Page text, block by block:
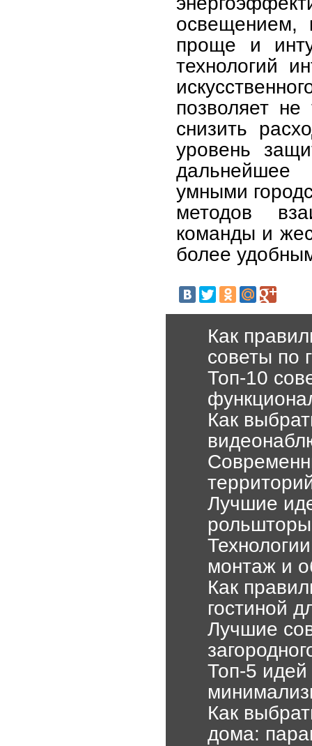
освещением,
проще и
технологий
позволяет
снизить
уровень
дальнейшее
умными
методов
команды и
более
Как
советы по
Топ-10
Как
Лучшие
монтаж и
Как
гостиной
Лучшие
Топ-5 идей
Как
дома: